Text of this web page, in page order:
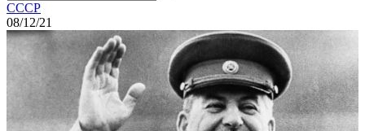
СССР
08/12/21